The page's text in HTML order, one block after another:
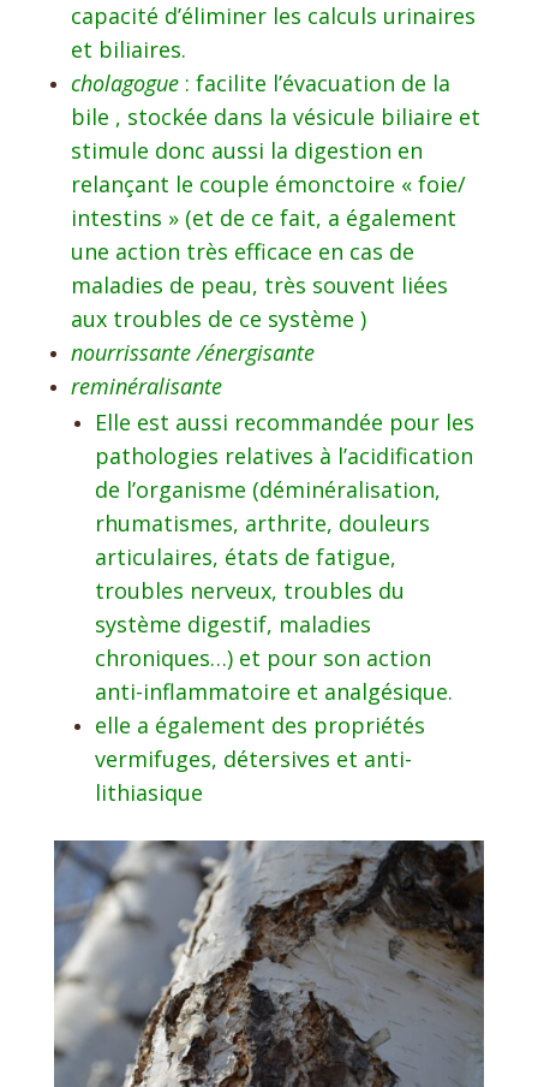
capacité d’éliminer les calculs urinaires
et biliaires.
cholagogue: facilite l’évacuation de la
bile , stockée dans la vésicule biliaire et
stimule donc aussi la digestion en
relançant le couple émonctoire « foie/
intestins » (et de ce fait, a également
une action très efficace en cas de
maladies de peau, très souvent liées
aux troubles de ce système )
nourrissante /énergisante
reminéralisante
Elle est aussi recommandée pour les
pathologies relatives à l’acidification
de l’organisme (déminéralisation,
rhumatismes, arthrite, douleurs
articulaires, états de fatigue,
troubles nerveux, troubles du
système digestif, maladies
chroniques…) et pourson action
anti-inflammatoire et analgésique.
elle a également des propriétés
vermifuges, détersives et anti-
lithiasique